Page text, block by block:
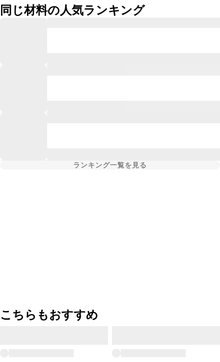
同じ材料の人気ランキング
ランキング一覧を見る
こちらもおすすめ